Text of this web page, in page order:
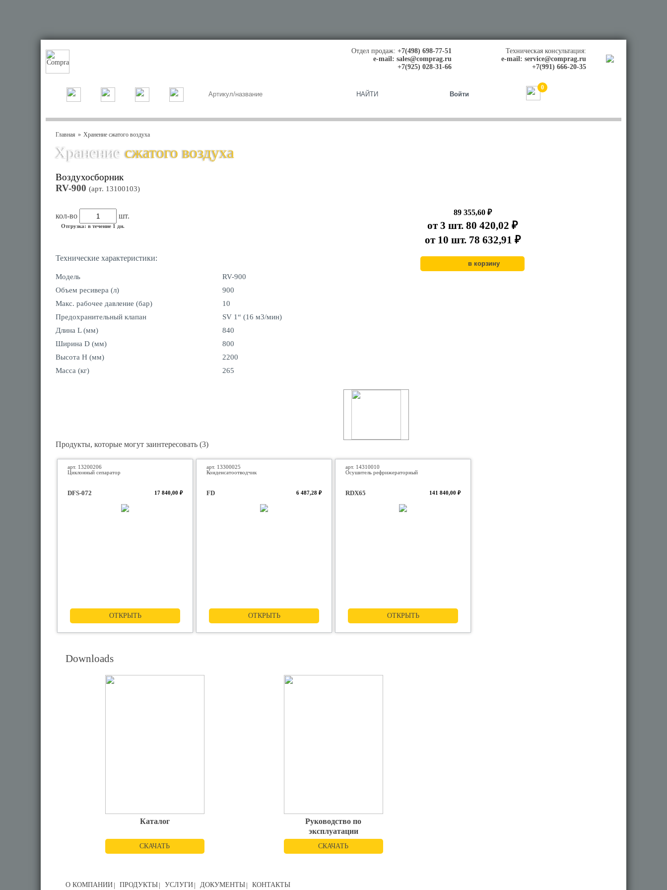
Техническая консультация:
e-mail: service@comprag.ru
+7(991) 666-20-35
Отдел продаж: +7(498) 698-77-51
e-mail: sales@comprag.ru
+7(925) 028-31-66
Войти
0
0,00
Главная Хранение сжатого воздуха
Хранениесжатого воздуха
Воздухосборник
RV-900 (арт. 13100103)
кол-во шт.
Отгрузка: в течение 1 дн.
Технические характеристики:
Модель
RV-900
Объем ресивера (л)
900
Макс. рабочее давление (бар)
10
Предохранительный клапан
SV 1“ (16 м3/мин)
Длина L (мм)
840
Ширина D (мм)
800
Высота H (мм)
2200
Масса (кг)
265
89 355,60 ₽
от 3 шт. 80 420,02 ₽
от 10 шт. 78 632,91 ₽
Продукты, которые могут заинтересовать (3)
арт. 13200206
Циклонный сепаратор
DFS-072 17 840,00 ₽
ОТКРЫТЬ
арт. 13300025
Конденсатоотводчик
FD 6 487,28 ₽
ОТКРЫТЬ
арт. 14310010
Осушитель рефрижераторный
RDX65 141 840,00 ₽
ОТКРЫТЬ
Downloads
Каталог
СКАЧАТЬ
Руководство по
эксплуатации
СКАЧАТЬ
О КОМПАНИИ ПРОДУКТЫ УСЛУГИ ДОКУМЕНТЫ
КОНТАКТЫ